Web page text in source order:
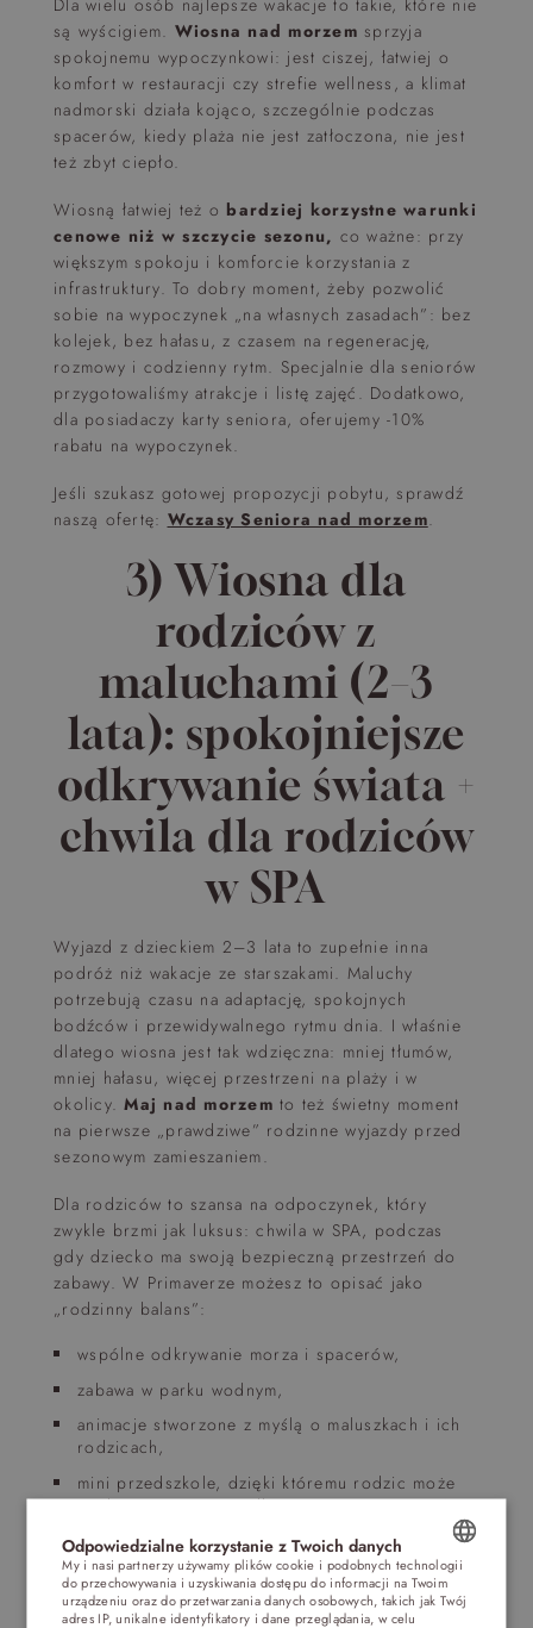
Dla wielu osób najlepsze wakacje to takie, które nie
są wyścigiem. Wiosna nad morzem sprzyja
spokojnemu wypoczynkowi: jest ciszej, łatwiej o
komfort w restauracji czy strefie wellness, a klimat
nadmorski działa kojąco, szczególnie podczas
spacerów, kiedy plaża nie jest zatłoczona, nie jest
też zbyt ciepło.
Wiosną łatwiej też o bardziej korzystne warunki
cenowe niż w szczycie sezonu, co ważne: przy
większym spokoju i komforcie korzystania z
infrastruktury. To dobry moment, żeby pozwolić
sobie na wypoczynek „na własnych zasadach”: bez
kolejek, bez hałasu, z czasem na regenerację,
rozmowy i codzienny rytm. Specjalnie dla seniorów
przygotowaliśmy atrakcje i listę zajęć. Dodatkowo,
dla posiadaczy karty seniora, oferujemy -10%
rabatu na wypoczynek.
Jeśli szukasz gotowej propozycji pobytu, sprawdź
naszą ofertę: Wczasy Seniora nad morzem.
3) Wiosna dla
rodziców z
maluchami (2–3
lata): spokojniejsze
odkrywanie świata +
chwila dla rodziców
w SPA
Wyjazd z dzieckiem 2–3 lata to zupełnie inna
podróż niż wakacje ze starszakami. Maluchy
potrzebują czasu na adaptację, spokojnych
bodźców i przewidywalnego rytmu dnia. I właśnie
dlatego wiosna jest tak wdzięczna: mniej tłumów,
mniej hałasu, więcej przestrzeni na plaży i w
okolicy.Maj nad morzem to też świetny moment
na pierwsze „prawdziwe” rodzinne wyjazdy przed
sezonowym zamieszaniem.
Dla rodziców to szansa na odpoczynek, który
zwykle brzmi jak luksus: chwila w SPA, podczas
gdy dziecko ma swoją bezpieczną przestrzeń do
zabawy. W Primaverze możesz to opisać jako
„rodzinny balans”:
wspólne odkrywanie morza i spacerów,
zabawa w parku wodnym,
animacje stworzone z myślą o maluszkach i ich
rodzicach,
mini przedszkole, dzięki któremu rodzic może
wyskoczyć na masaż albo saunę, a potem wrócić
Podsumowanie:
POLISH
Odpowiedzialne korzystanie z Twoich danych
My i nasi partnerzy używamy plików cookie i podobnych technologii
do przechowywania i uzyskiwania dostępu do informacji na Twoim
urządzeniu oraz do przetwarzania danych osobowych, takich jak Twój
adres IP, unikalne identyfikatory i dane przeglądania, w celu